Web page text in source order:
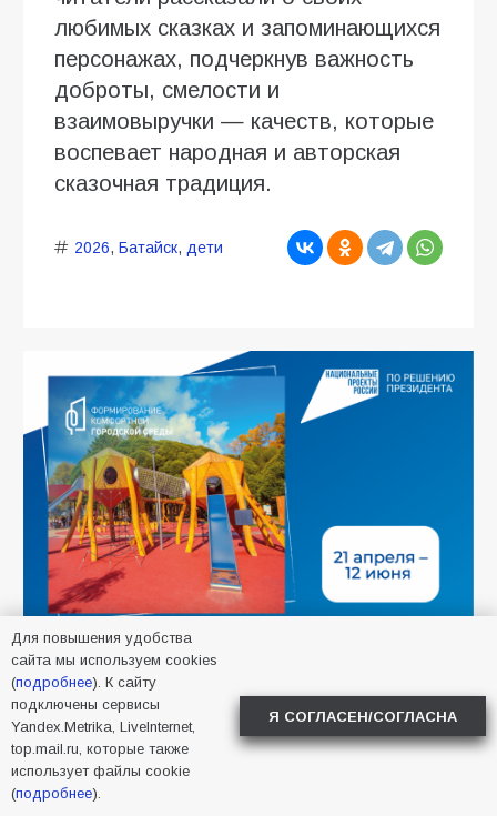
любимых сказках и запоминающихся
персонажах, подчеркнув важность
доброты, смелости и
взаимовыручки — качеств, которые
воспевает народная и авторская
сказочная традиция.
2026, Батайск, дети
Для повышения удобства
сайта мы используем cookies
(подробнее). К сайту
подключены сервисы
Yandex.Metrika, LiveInternet,
top.mail.ru, которые также
использует файлы cookie
(подробнее).
Я СОГЛАСЕН/СОГЛАСНА